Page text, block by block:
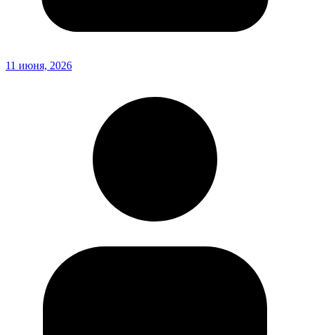
11 июня, 2026